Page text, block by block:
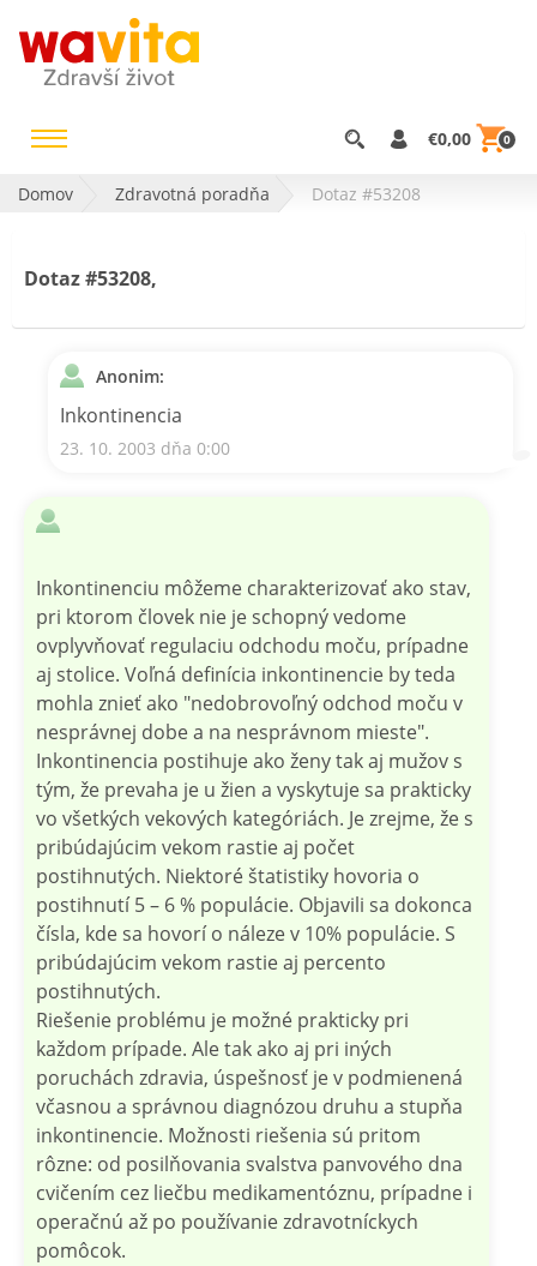
€0,00 0
Domov Zdravotná poradňa Dotaz #53208
Dotaz #53208,
Anonim:
Inkontinencia
23. 10. 2003 dňa 0:00
Inkontinenciu môžeme charakterizovať ako stav,
pri ktorom človek nie je schopný vedome
ovplyvňovať regulaciu odchodu moču, prípadne
aj stolice. Voľná definícia inkontinencie by teda
mohla znieť ako "nedobrovoľný odchod moču v
nesprávnej dobe a na nesprávnom mieste".
Inkontinencia postihuje ako ženy tak aj mužov s
tým, že prevaha je u žien a vyskytuje sa prakticky
vo všetkých vekových kategóriách. Je zrejme, že s
pribúdajúcim vekom rastie aj počet
postihnutých. Niektoré štatistiky hovoria o
postihnutí 5 – 6 % populácie. Objavili sa dokonca
čísla, kde sa hovorí o náleze v 10% populácie. S
pribúdajúcim vekom rastie aj percento
postihnutých.
Riešenie problému je možné prakticky pri
každom prípade. Ale tak ako aj pri iných
poruchách zdravia, úspešnosť je v podmienená
včasnou a správnou diagnózou druhu a stupňa
inkontinencie. Možnosti riešenia sú pritom
rôzne: od posilňovania svalstva panvového dna
cvičením cez liečbu medikamentóznu, prípadne i
operačnú až po používanie zdravotníckych
pomôcok.